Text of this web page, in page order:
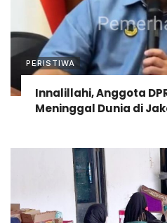
PERISTIWA
Innalillahi, Anggota
Meninggal Dunia di